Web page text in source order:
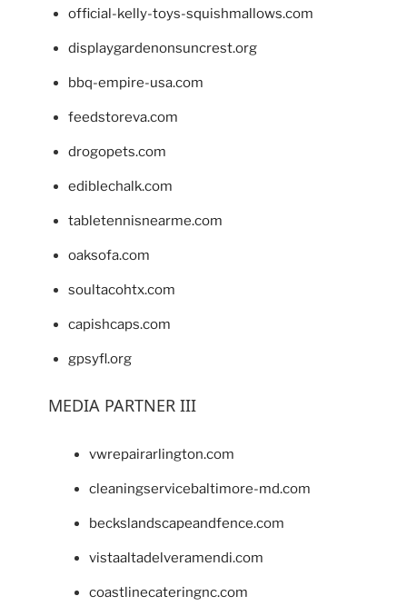
official-kelly-toys-squishmallows.com
displaygardenonsuncrest.org
bbq-empire-usa.com
feedstoreva.com
drogopets.com
ediblechalk.com
tabletennisnearme.com
oaksofa.com
soultacohtx.com
capishcaps.com
gpsyfl.org
MEDIA PARTNER III
vwrepairarlington.com
cleaningservicebaltimore-md.com
beckslandscapeandfence.com
vistaaltadelveramendi.com
coastlinecateringnc.com